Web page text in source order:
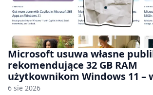
Microsoft usuwa własne
rekomendujące 32 GB RAM
użytkownikom Windows 11 –
nam przy tym komputery z 8
6 sie 2026